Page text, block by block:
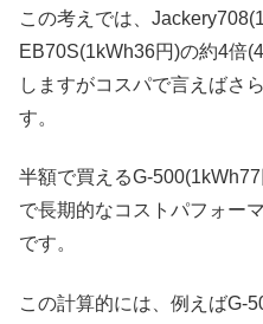
この考えでは、
EB70S(1kWh36円)の約4倍
しますがコスパで言えばさ
す。
半額で買えるG-
で長期的なコストパフォー
です。
この計算的には、例えばG-